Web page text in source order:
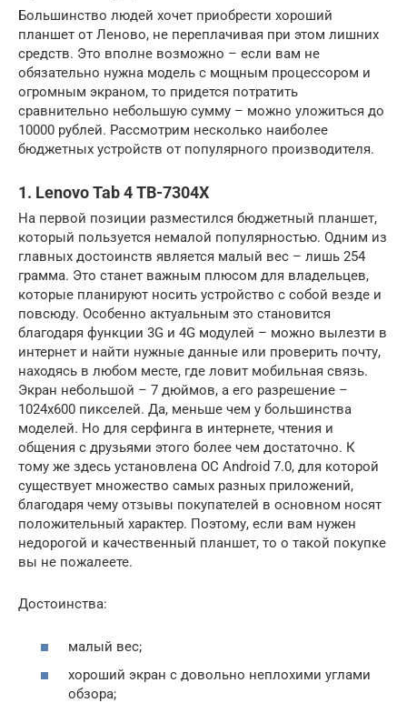
Большинство людей хочет приобрести хороший
планшет от Леново, не переплачивая при этом лишних
средств. Это вполне возможно – если вам не
обязательно нужна модель с мощным процессором и
огромным экраном, то придется потратить
сравнительно небольшую сумму – можно уложиться до
10000 рублей. Рассмотрим несколько наиболее
бюджетных устройств от популярного производителя.
1. Lenovo Tab 4 TB-7304X
На первой позиции разместился бюджетный планшет,
который пользуется немалой популярностью. Одним из
главных достоинств является малый вес – лишь 254
грамма. Это станет важным плюсом для владельцев,
которые планируют носить устройство с собой везде и
повсюду. Особенно актуальным это становится
благодаря функции 3G и 4G модулей – можно вылезти в
интернет и найти нужные данные или проверить почту,
находясь в любом месте, где ловит мобильная связь.
Экран небольшой – 7 дюймов, а его разрешение –
1024х600 пикселей. Да, меньше чем у большинства
моделей. Но для серфинга в интернете, чтения и
общения с друзьями этого более чем достаточно. К
тому же здесь установлена ОС Android 7.0, для которой
существует множество самых разных приложений,
благодаря чему отзывы покупателей в основном носят
положительный характер. Поэтому, если вам нужен
недорогой и качественный планшет, то о такой покупке
вы не пожалеете.
Достоинства:
малый вес;
хороший экран с довольно неплохими углами
обзора;